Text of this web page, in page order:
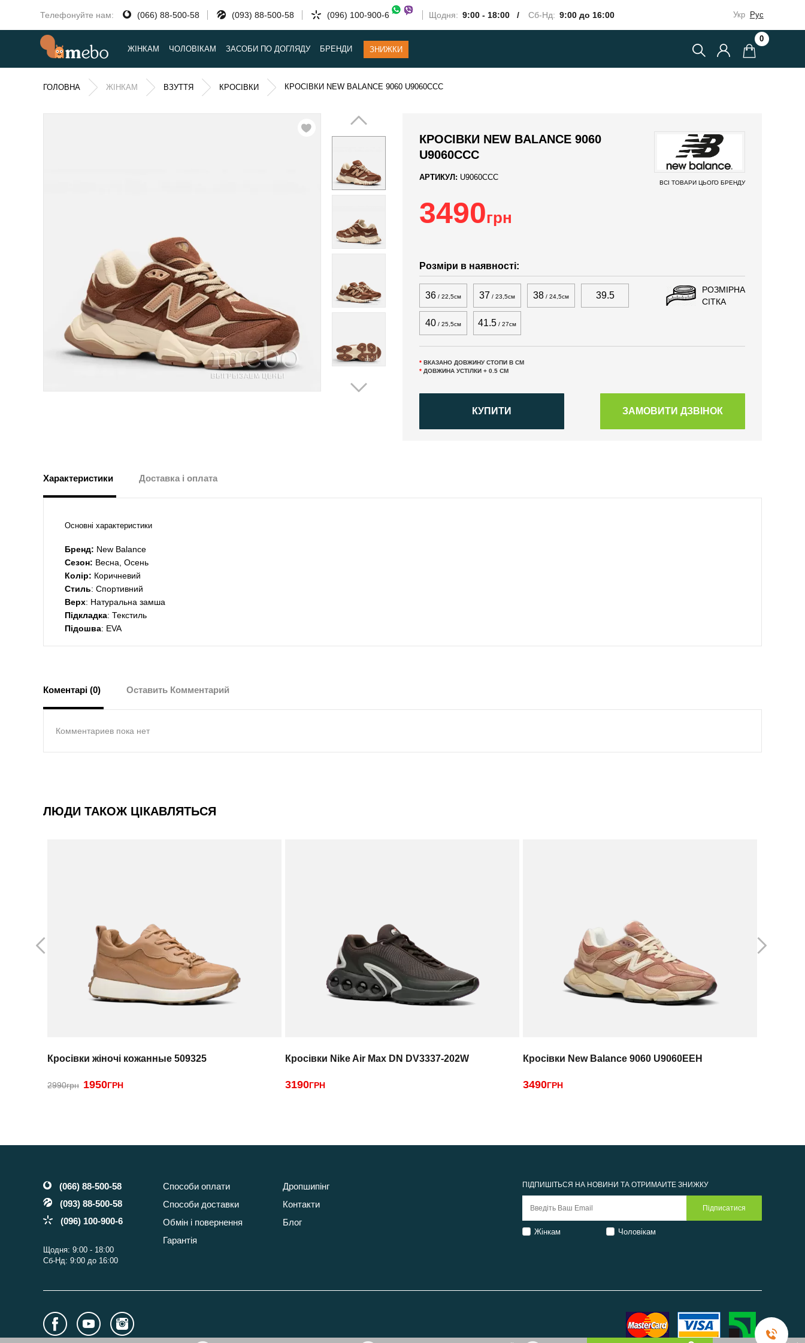
Телефонуйте нам: (066) 88-500-58 (093) 88-500-58 (096) 100-900-6 Щодня: 9:00 - 18:00 / Сб-Нд: 9:00 до 16:00 Укр Рус
ЖІНКАМ ЧОЛОВІКАМ ЗАСОБИ ПО ДОГЛЯДУ БРЕНДИ ЗНИЖКИ
0
ГОЛОВНА ЖІНКАМ ВЗУТТЯ КРОСІВКИ КРОСІВКИ NEW BALANCE 9060 U9060CCC
КРОСІВКИ NEW BALANCE 9060
U9060CCC
АРТИКУЛ: U9060CCC
ВСІ ТОВАРИ ЦЬОГО БРЕНДУ
3490грн
Розміри в наявності:
36 / 22,5см 37 / 23,5см 38 / 24,5см 39.5
40 / 25,5см 41.5 / 27см
РОЗМІРНА
СІТКА
* ВКАЗАНО ДОВЖИНУ СТОПИ В СМ
* ДОВЖИНА УСТІЛКИ + 0.5 СМ
КУПИТИ
Характеристики Доставка і оплата
Основні характеристики
Бренд: New Balance
Сезон: Весна, Осень
Колір: Коричневий
Стиль: Спортивний
Верх: Натуральна замша
Підкладка: Текстиль
Підошва: EVA
Коментарі (0) Оставить Комментарий
Комментариев пока нет
ЛЮДИ ТАКОЖ ЦІКАВЛЯТЬСЯ
Кросівки жіночі кожанные 509325
2990грн 1950ГРН
Кросівки Nike Air Max DN DV3337-202W
3190ГРН
Кросівки New Balance 9060 U9060EEH
3490ГРН
(066) 88-500-58
(093) 88-500-58
(096) 100-900-6
Щодня: 9:00 - 18:00
Сб-Нд: 9:00 до 16:00
Способи оплати
Способи доставки
Обмін і повернення
Гарантія
Дропшипінг
Контакти
Блог
ПІДПИШІТЬСЯ НА НОВИНИ ТА ОТРИМАЙТЕ ЗНИЖКУ
Жінкам Чоловікам